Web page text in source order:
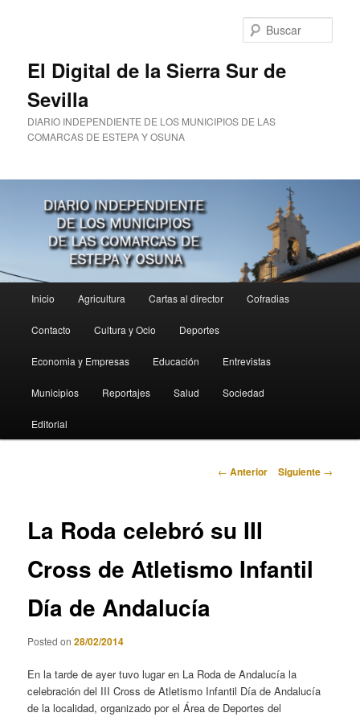
El Digital de la Sierra Sur de
Sevilla
DIARIO INDEPENDIENTE DE LOS MUNICIPIOS DE LAS
COMARCAS DE ESTEPA Y OSUNA
principal
Inicio Agricultura Cartas al director Cofradias
Contacto Cultura y Ocio Deportes
Economia y Empresas Educación Entrevistas
Municipios Reportajes Salud Sociedad
Editorial
Navegación
← Anterior Siguiente →
La Roda celebró su III
Cross de Atletismo Infantil
Día de Andalucía
Posted on28/02/2014
En la tarde de ayer tuvo lugar en La Roda de Andalucía la
celebración del III Cross de Atletismo Infantil Día de Andalucía
de la localidad, organizado por el Área de Deportes del